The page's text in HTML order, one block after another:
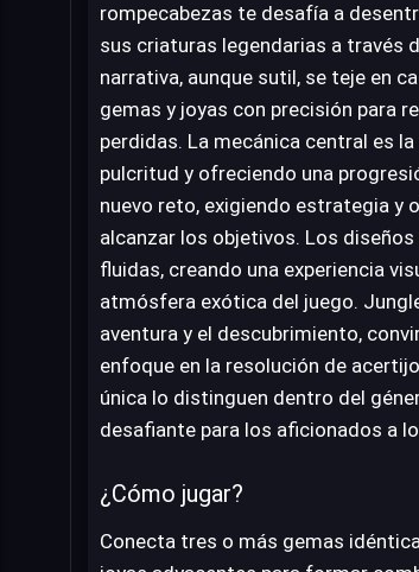
rompecabezas te desafía a
sus criaturas legendarias a través
narrativa, aunque sutil, se teje en
gemas y joyas con precisión para
perdidas. La mecánica central es
pulcritud y ofreciendo una
nuevo reto, exigiendo estrategia y
alcanzar los objetivos. Los
fluidas, creando una experiencia
atmósfera exótica del juego.
aventura y el descubrimiento,
enfoque en la resolución de
única lo distinguen dentro del
desafiante para los aficionados a
¿Cómo jugar?
Conecta tres o más gemas